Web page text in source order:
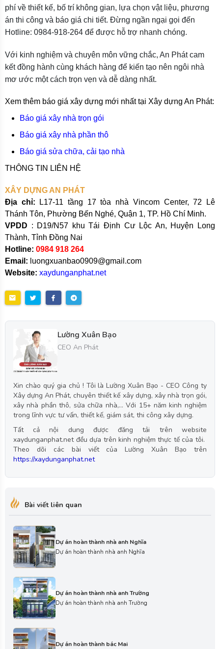
phí về thiết kế, bố trí không gian, lựa chọn vật liệu, phương
án thi công và báo giá chi tiết. Đừng ngần ngại gọi đến
Hotline: 0984-918-264 để được hỗ trợ nhanh chóng.
Với kinh nghiệm và chuyên môn vững chắc, An Phát cam
kết đồng hành cùng khách hàng để kiến tạo nên ngôi nhà
mơ ước một cách trọn vẹn và dễ dàng nhất.
Xem thêm báo giá xây dựng mới nhất tại Xây dựng An Phát:
Báo giá xây nhà trọn gói
Báo giá xây nhà phần thô
Báo giá sửa chữa, cải tạo nhà
THÔNG TIN LIÊN HỆ
XÂY DỰNG AN PHÁT
Địa chỉ: L17-11 tầng 17 tòa nhà Vincom Center, 72 Lê
Thánh Tôn, Phường Bến Nghé, Quận 1, TP. Hồ Chí Minh.
VPDD : D19/N57 khu Tái Định Cư Lộc An, Huyện Long
Thành, Tỉnh Đồng Nai
Hotline: 0984 918 264
Email: luongxuanbao0909@gmail.com
Website: xaydunganphat.net
Lường Xuân Bạo
CEO An Phát
Xin chào quý gia chủ ! Tôi là Lường Xuân Bạo - CEO Công ty
Xây dựng An Phát, chuyên thiết kế xây dựng, xây nhà trọn gói,
xây nhà phần thô, sửa chữa nhà,... Với 15+ năm kinh nghiệm
trong lĩnh vực tư vấn, thiết kế, giám sát, thi công xây dựng.
Tất cả nội dung được đăng tải trên website
xaydunganphat.net đều dựa trên kinh nghiệm thực tế của tôi.
Theo dõi các bài viết của Lường Xuân Bạo trên
https://xaydunganphat.net
Bài viết liên quan
Dự án hoàn thành nhà anh Nghĩa
Dự án hoàn thành nhà anh Nghĩa
Dự án hoàn thành nhà anh Trường
Dự án hoàn thành nhà anh Trường
Dự án hoàn thành bác Mai